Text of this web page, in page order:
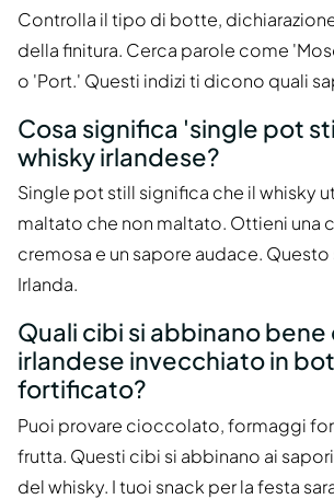
Controlla il tipo di botte,
della finitura. Cerca parole come
o 'Port.' Questi indizi ti dicono quali
Cosa significa 'single pot
whisky irlandese?
Single pot still significa che il whisky
maltato che non maltato. Ottieni una
cremosa e un sapore audace. Questo
Irlanda.
Quali cibi si abbinano bene
irlandese invecchiato in
fortificato?
Puoi provare cioccolato, formaggi
frutta. Questi cibi si abbinano ai
del whisky. I tuoi snack per la festa